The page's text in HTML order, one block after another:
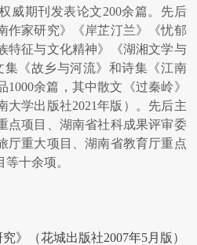
威期刊发表论文200余篇。先后
作家研究》《岸芷汀兰》《忧郁
特征与文化精神》《湖湘文学与
《故乡与河流》和诗集《江南
余篇，其中散文《过秦岭》
大学出版社2021年版）。先后主
点项目、湖南省社科成果评审委
厅重大项目、湖南省教育厅重点
十余项。
》（花城出版社2007年5月版）